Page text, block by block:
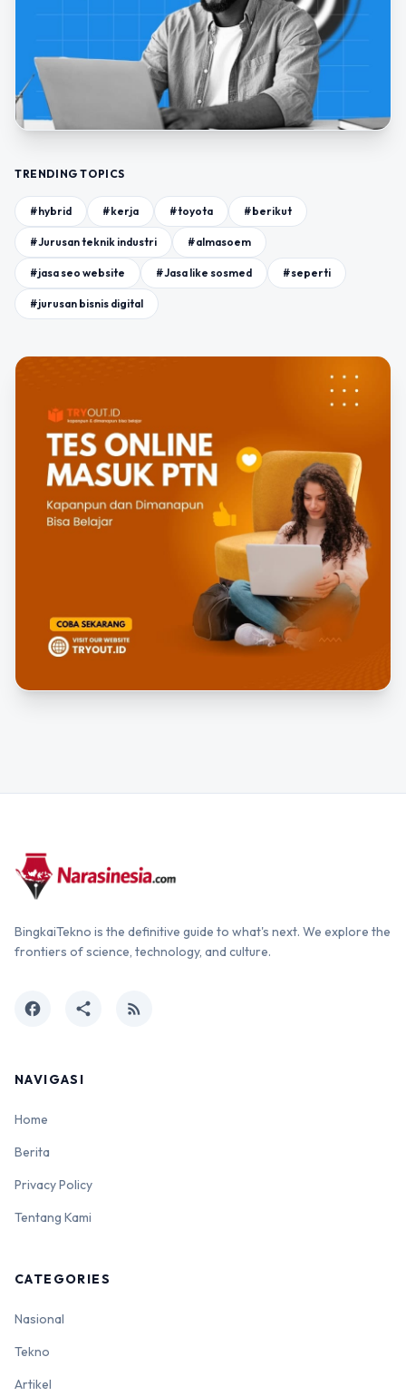
TRENDING TOPICS
#hybrid #kerja #toyota #berikut
#Jurusan teknik industri #almasoem
#jasa seo website #Jasa like sosmed #seperti
#jurusan bisnis digital
BingkaiTekno is the definitive guide to what's next. We explore the
frontiers of science, technology, and culture.
facebook share rss_feed
NAVIGASI
Home
Berita
Privacy Policy
Tentang Kami
CATEGORIES
Nasional
Tekno
Artikel